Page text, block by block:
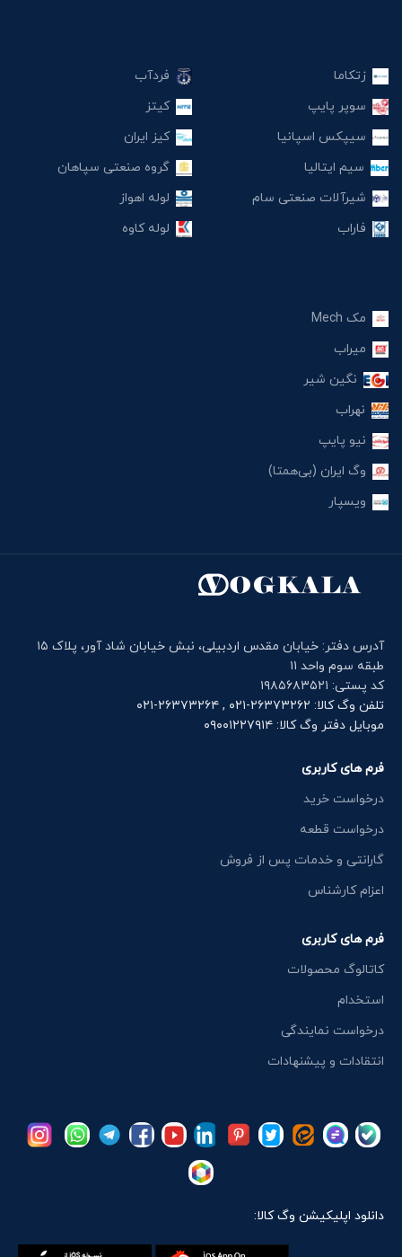
زتکاما
سوپر پایپ
سیپکس اسپانیا
سیم ایتالیا
شیرآلات صنعتی سام
فاراب
فردآب
کیتز
کیز ایران
گروه صنعتی سپاهان
لوله اهواز
لوله کاوه
مک Mech
میراب
نگین شیر
نهراب
نیو پایپ
وگ ایران (بی‌همتا)
ویسپار
آدرس دفتر: خیابان مقدس اردبیلی، نبش خیابان شاد آور، پلاک ۱۵
طبقه سوم واحد ۱۱
کد پستی: ۱۹۸۵۶۸۳۵۲۱
تلفن وگ کالا: ۲۶۳۷۳۲۶۲-۰۲۱ , ۲۶۳۷۳۲۶۴-۰۲۱
موبایل دفتر وگ کالا: ۰۹۰۰۱۲۲۷۹۱۴
فرم های کاربری
درخواست خرید
درخواست قطعه
گارانتی و خدمات پس از فروش
اعزام کارشناس
فرم های کاربری
کاتالوگ محصولات
استخدام
درخواست نمایندگی
انتقادات و پیشنهادات
دانلود اپلیکیشن وگ کالا: